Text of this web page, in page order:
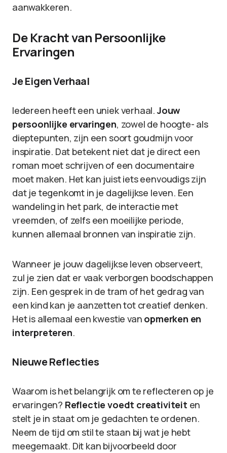
aanwakkeren.
De Kracht van Persoonlijke
Ervaringen
Je Eigen Verhaal
Iedereen heeft een uniek verhaal.Jouw
persoonlijke ervaringen, zowel de hoogte- als
dieptepunten, zijn een soort goudmijn voor
inspiratie. Dat betekent niet dat je direct een
roman moet schrijven of een documentaire
moet maken. Het kan juist iets eenvoudigs zijn
dat je tegenkomt in je dagelijkse leven. Een
wandeling in het park, de interactie met
vreemden, of zelfs een moeilijke periode,
kunnen allemaal bronnen van inspiratie zijn.
Wanneer je jouw dagelijkse leven observeert,
zul je zien dat er vaak verborgen boodschappen
zijn. Een gesprek in de tram of het gedrag van
een kind kan je aanzetten tot creatief denken.
Het is allemaal een kwestie van opmerken en
interpreteren.
Nieuwe Reflecties
Waarom is het belangrijk om te reflecteren op je
ervaringen? Reflectie voedt creativiteit en
stelt je in staat om je gedachten te ordenen.
Neem de tijd om stil te staan bij wat je hebt
meegemaakt. Dit kan bijvoorbeeld door